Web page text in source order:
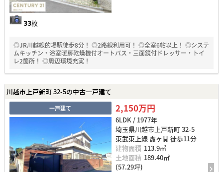
33枚
◎JR川越線的場駅徒歩8分！ ◎2路線利用可！ ◎全室6帖以上！ ◎システ
ムキッチン・浴室暖房乾燥機付オートバス・三面鏡付ドレッサー・トイ
レ2箇所！ ◎周辺環境充実！
川越市上戸新町 32-5の中古一戸建て
一戸建て 2,150万円
6LDK / 1977年
埼玉県川越市上戸新町 32-5
東武東上線 霞ヶ関 徒歩11分
建物面積 113.9㎡
土地面積 189.40㎡
(57.29坪)